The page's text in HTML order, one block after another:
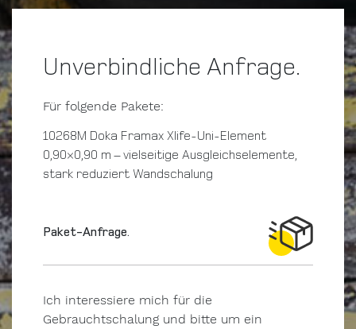
Unverbindliche Anfrage.
Für folgende Pakete:
10268M Doka Framax Xlife-Uni-Element
0,90×0,90 m – vielseitige Ausgleichselemente,
stark reduziert Wandschalung
Paket-Anfrage.
Ich interessiere mich für die
Gebrauchtschalung und bitte um ein